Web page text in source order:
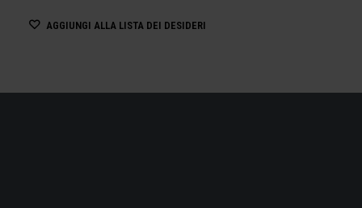
AGGIUNGI ALLA LISTA DEI DESIDERI